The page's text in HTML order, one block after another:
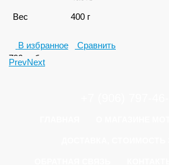
Вес
400 г
В избранное
Сравнить
790 руб.
PrevNext